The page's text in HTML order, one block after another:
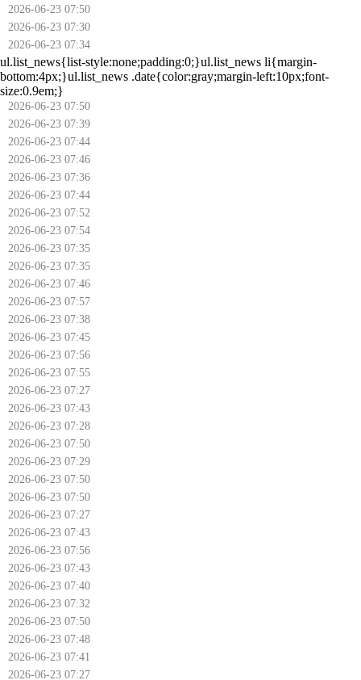
2026-06-23 07:50
2026-06-23 07:30
2026-06-23 07:34
ul.list_news{list-style:none;padding:0;}ul.list_news li{margin-
bottom:4px;}ul.list_news .date{color:gray;margin-left:10px;font-
size:0.9em;}
2026-06-23 07:50
2026-06-23 07:39
2026-06-23 07:44
2026-06-23 07:46
2026-06-23 07:36
2026-06-23 07:44
2026-06-23 07:52
2026-06-23 07:54
2026-06-23 07:35
2026-06-23 07:35
2026-06-23 07:46
2026-06-23 07:57
2026-06-23 07:38
2026-06-23 07:45
2026-06-23 07:56
2026-06-23 07:55
2026-06-23 07:27
2026-06-23 07:43
2026-06-23 07:28
2026-06-23 07:50
2026-06-23 07:29
2026-06-23 07:50
2026-06-23 07:50
2026-06-23 07:27
2026-06-23 07:43
2026-06-23 07:56
2026-06-23 07:43
2026-06-23 07:40
2026-06-23 07:32
2026-06-23 07:50
2026-06-23 07:48
2026-06-23 07:41
2026-06-23 07:27